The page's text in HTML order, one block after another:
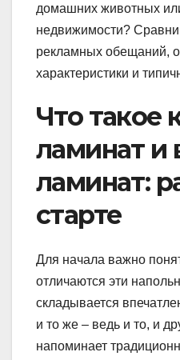
домашних животных
недвижимости?
рекламных обещаний,
характеристики и
Что такое
ламинат и
ламинат:
старте
Для начала важно
отличаются эти
складывается
и то же – ведь и то, и
напоминает